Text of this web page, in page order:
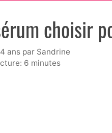
choisir
ans par Sandrine
6 minutes